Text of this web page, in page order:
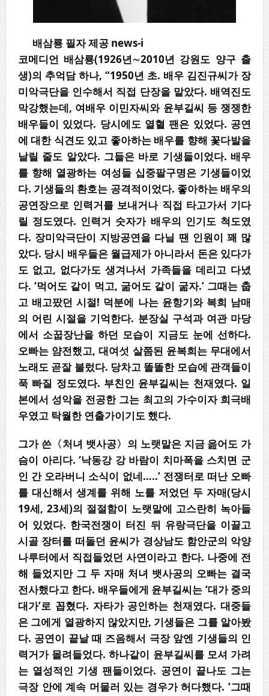
배삼룡 필자 제공 news-i
코메디언 배삼룡(1926년∼2010년 강원도 양구 출
생)의 추억담 하나, “1950년 초. 배우 김진규씨가 장
미악극단을 인수해서 직접 단장을 맡았다. 배역진도
막강했는데, 여배우 이민자씨와 윤부길씨 등 쟁쟁한
배우들이 있었다. 당시에도 열혈 팬은 있었다. 공연
에 대한 식견도 있고 좋아하는 배우를 향해 꽃다발을
날릴 줄도 알았다. 그들은 바로 기생들이었다. 배우
를 향해 열광하는 여성들 십중팔구명은 기생들이었
다. 기생들의 환호는 공격적이었다. 좋아하는 배우의
공연장으로 인력거를 보내거나 직접 타고가서 기다
릴 정도였다. 인력거 숫자가 배우의 인기도 척도였
다. 장미악극단이 지방공연을 다닐 땐 인원이 꽤 많
았다. 당시 배우들은 월급제가 아니라서 돈은 있다가
도 없고, 없다가도 생겨나서 가족들을 데리고 다녔
다. ‘먹어도 같이 먹고, 굶어도 같이 굶자.’ 그때는 춥
고 배고팠던 시절! 덕분에 나는 윤항기와 복희 남매
의 어린 시절을 기억한다. 분장실 구석과 여관 마당
에서 소꿉장난을 하던 모습이 지금도 눈에 선하다.
오빠는 얌전했고, 대여섯 살쯤된 윤복희는 무대에서
노래도 곧잘 불렀다. 당차고 똘똘한 모습에 관객들이
푹 빠질 정도였다. 부친인 윤부길씨는 천재였다. 일
본에서 성악을 전공한 그는 최고의 가수이자 희극배
우였고 탁월한 연출가이기도 했다.
그가 쓴〈처녀 뱃사공〉의 노랫말은 지금 읊어도 가
슴이 아리다. ‘낙동강 강 바람이 치마폭을 스치면 군
인 간 오라버니 소식이 없네…..’ 전쟁터로 떠난 오빠
를 대신해서 생계를 위해 노를 저었던 두 자매(당시
19세, 23세)의 절절함이 노랫말에 고스란히 녹아들
어 있었다. 한국전쟁이 터진 뒤 유랑극단을 이끌고
시골 장터를 떠돌던 윤씨가 경상남도 함안군의 악양
나루터에서 직접들었던 사연이라고 한다. 나중에 전
해 들었지만 그 두 자매 처녀 뱃사공의 오빠는 결국
전사했다고 한다. 배우들에게 윤부길씨는 ‘대가 중의
대가’로 꼽혔다. 자타가 공인하는 천재였다. 대중들
은 그에게 열광하지 않았지만, 기생들은 그를 알아봤
다. 공연이 끝날 때 즈음해서 극장 앞엔 기생들의 인
력거가 몰려들었다. 하나같이 윤부길씨를 모셔 가려
는 열성적인 기생 팬들이었다. 공연이 끝나도 그는
극장 안에 계속 머물러 있는 경우가 허다했다. ‘그때